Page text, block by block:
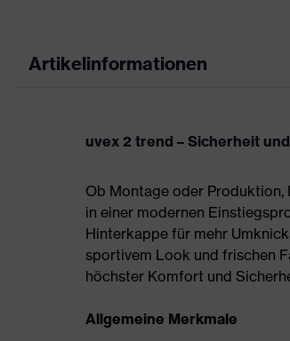
Artikelinformationen
uvex 2 trend – Sicherheit
Ob Montage oder
in einer modernen
Hinterkappe für mehr
sportivem Look und frischen
höchster Komfort und
Allgemeine Merkmale